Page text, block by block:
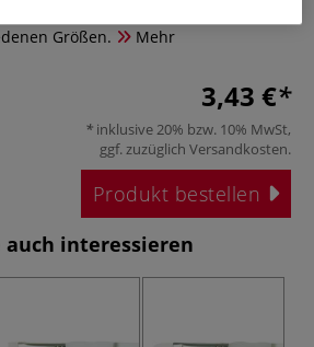
Größen.
Mehr
3,43 €
inklusive 20% bzw. 10% MwSt,
ggf. zuzüglich Versandkosten.
Produkt bestellen
auch interessieren